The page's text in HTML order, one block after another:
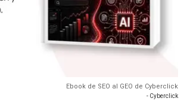
Ebook de SEO al GEO de Cyberclick
- Cyberclick